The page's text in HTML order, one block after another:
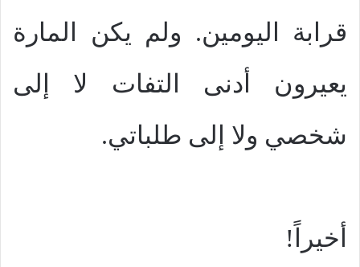
قرابة اليومين. ولم يكن المارة
يعيرون أدنى التفات لا إلى
شخصي ولا إلى طلباتي.
أخيراً!